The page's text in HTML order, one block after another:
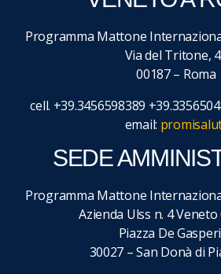
Programma Mattone
Via del Tritone,
00187 – Roma
cell. +39.3456598389
email:
SEDE
Programma Mattone
Azienda Ulss n. 4
Piazza De
30027 – San Donà di